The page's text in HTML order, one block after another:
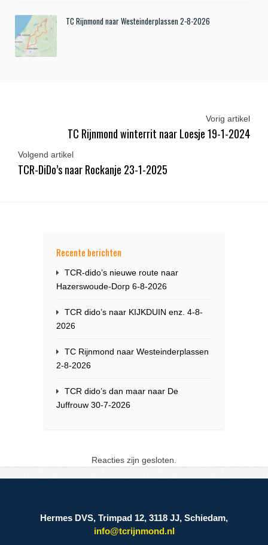
TC Rijnmond naar Westeinderplassen 2-8-2026
Vorig artikel
TC Rijnmond winterrit naar Loesje 19-1-2024
Volgend artikel
TCR-DiDo’s naar Rockanje 23-1-2025
Recente berichten
TCR-dido’s nieuwe route naar
Hazerswoude-Dorp 6-8-2026
TCR dido’s naar KIJKDUIN enz. 4-8-
2026
TC Rijnmond naar Westeinderplassen
2-8-2026
TCR dido’s dan maar naar De
Juffrouw 30-7-2026
Reacties zijn gesloten.
Hermes DVS, Trimpad 12, 3118 JJ, Schiedam,
info@tcrijnmond.nl